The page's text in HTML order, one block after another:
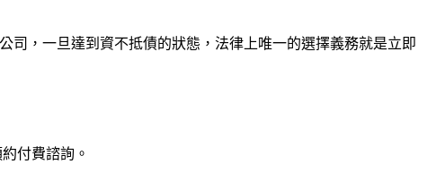
司，一旦達到資不抵債的狀態，法律上唯一的選擇義務就是立即
付費諮詢。